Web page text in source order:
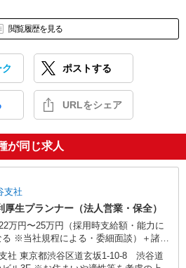
閲覧履歴を見る
ポストする
URLをシェア
が同じ求人
支社
厚生プランナー（法人営業・保全）
万円〜25万円（採用時支給額・能力に
る ※当社規程による・委細面談）＋諸手
受講手当：8500円
社 東京都渋谷区道玄坂1-10-8 渋谷道